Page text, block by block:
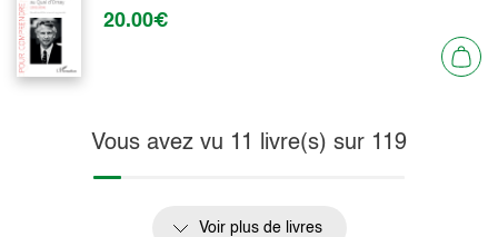
20.00€
Vous avez vu 11 livre(s) sur 119
Voir plus de livres